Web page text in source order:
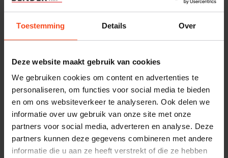
Toestemming Details Over
Deze website maakt gebruik van cookies
We gebruiken cookies om content en advertenties te
personaliseren, om functies voor social media te bieden
en om ons websiteverkeer te analyseren. Ook delen we
informatie over uw gebruik van onze site met onze
partners voor social media, adverteren en analyse. Deze
partners kunnen deze gegevens combineren met andere
informatie die u aan ze heeft verstrekt of die ze hebben
nodig bij je bestelling? Neem contact op met onze
Interesse in product
Maak een luisterafspraak
Productomschrijving